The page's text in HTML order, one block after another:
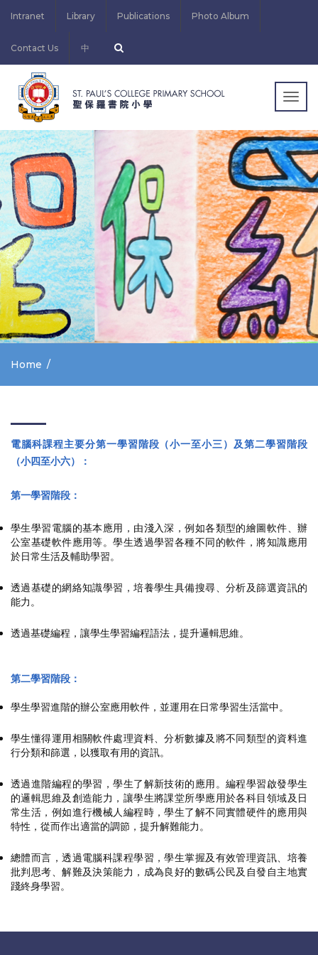
Intranet Library Publications Photo Album
Contact Us 中
Home
電腦科課程主要分第一學習階段（小一至小三）及第二學習階段
（小四至小六）：
第一學習階段：
學生學習電腦的基本應用，由淺入深，例如各類型的繪圖軟件、辦
公室基礎軟件應用等。學生透過學習各種不同的軟件，將知識應用
於日常生活及輔助學習。
透過基礎的網絡知識學習，培養學生具備搜尋、分析及篩選資訊的
能力。
透過基礎編程，讓學生學習編程語法，提升邏輯思維。
第二學習階段：
學生學習進階的辦公室應用軟件，並運用在日常學習生活當中。
學生懂得運用相關軟件處理資料、分析數據及將不同類型的資料進
行分類和篩選，以獲取有用的資訊。
透過進階編程的學習，學生了解新技術的應用。編程學習啟發學生
的邏輯思維及創造能力，讓學生將課堂所學應用於各科目領域及日
常生活，例如進行機械人編程時，學生了解不同實體硬件的應用與
特性，從而作出適當的調節，提升解難能力。
總體而言，透過電腦科課程學習，學生掌握及有效管理資訊、培養
批判思考、解難及決策能力，成為良好的數碼公民及自發自主地實
踐終身學習。